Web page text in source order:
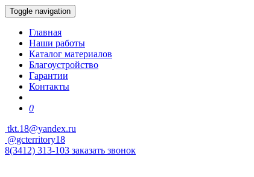
Toggle navigation
Главная
Наши работы
Каталог материалов
Благоустройство
Гарантии
Контакты
0
tkt.18@yandex.ru
@gcterritory18
8(3412) 313-103 заказать звонок